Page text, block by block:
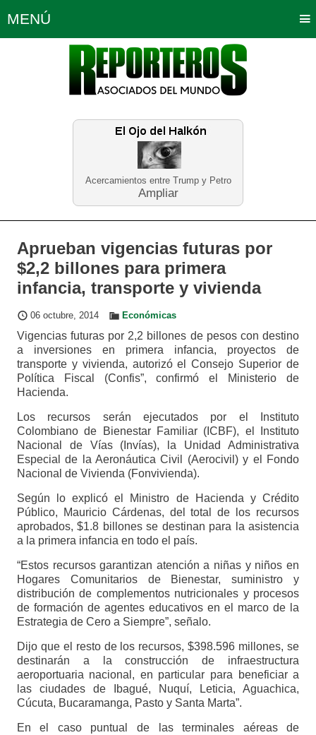
Acercamientos entre Trump y Petro
Ampliar
MENÚ
Política Opinión Bogotá
Planeta Tierra Deportes
Educación Neira
Aprueban vigencias futuras por
$2,2 billones para primera
infancia, transporte y vivienda
06 octubre, 2014 Económicas
Vigencias futuras por 2,2 billones de pesos con destino
a inversiones en primera infancia, proyectos de
transporte y vivienda, autorizó el Consejo Superior de
Política Fiscal (Confis”, confirmó el Ministerio de
Hacienda.
Los recursos serán ejecutados por el Instituto
Colombiano de Bienestar Familiar (ICBF), el Instituto
Nacional de Vías (Invías), la Unidad Administrativa
Especial de la Aeronáutica Civil (Aerocivil) y el Fondo
Nacional de Vivienda (Fonvivienda).
Según lo explicó el Ministro de Hacienda y Crédito
Público, Mauricio Cárdenas, del total de los recursos
aprobados, $1.8 billones se destinan para la asistencia
a la primera infancia en todo el país.
“Estos recursos garantizan atención a niñas y niños en
Hogares Comunitarios de Bienestar, suministro y
distribución de complementos nutricionales y procesos
de formación de agentes educativos en el marco de la
Estrategia de Cero a Siempre”, señalo.
Dijo que el resto de los recursos, $398.596 millones, se
destinarán a la construcción de infraestructura
aeroportuaria nacional, en particular para beneficiar a
las ciudades de Ibagué, Nuquí, Leticia, Aguachica,
Cúcuta, Bucaramanga, Pasto y Santa Marta”.
En el caso puntual de las terminales aéreas de